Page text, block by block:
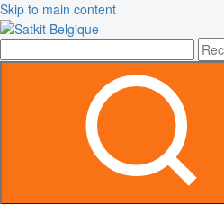
Skip to main content